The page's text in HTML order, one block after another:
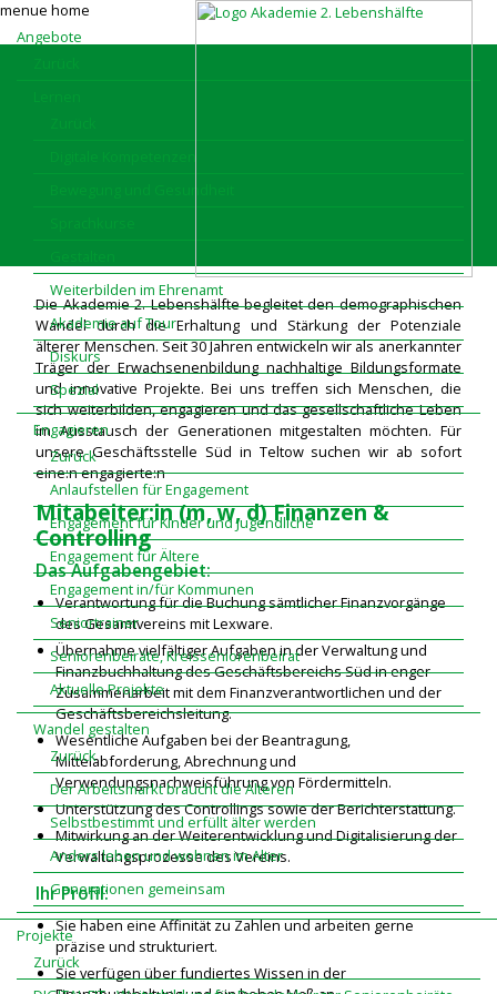
Die Akademie 2. Lebenshälfte begleitet den demographischen
Wandel durch die Erhaltung und Stärkung der Potenziale
älterer Menschen. Seit 30 Jahren entwickeln wir als anerkannter
Träger der Erwachsenenbildung nachhaltige Bildungsformate
und innovative Projekte. Bei uns treffen sich Menschen, die
sich weiterbilden, engagieren und das gesellschaftliche Leben
im Ausstausch der Generationen mitgestalten möchten. Für
unsere Geschäftsstelle Süd in Teltow suchen wir ab sofort
eine:n engagierte:n
Mitabeiter:in (m, w, d) Finanzen &
Controlling
Das Aufgabengebiet:
Verantwortung für die Buchung sämtlicher Finanzvorgänge
des Gesamtvereins mit Lexware.
Übernahme vielfältiger Aufgaben in der Verwaltung und
Finanzbuchhaltung des Geschäftsbereichs Süd in enger
Zusammenarbeit mit dem Finanzverantwortlichen und der
Geschäftsbereichsleitung.
Wesentliche Aufgaben bei der Beantragung,
Mittelabforderung, Abrechnung und
Verwendungsnachweisführung von Fördermitteln.
Unterstützung des Controllings sowie der Berichterstattung.
Mitwirkung an der Weiterentwicklung und Digitalisierung der
Verwaltungsprozesse des Vereins.
Ihr Profil:
Sie haben eine Affinität zu Zahlen und arbeiten gerne
präzise und strukturiert.
Sie verfügen über fundiertes Wissen in der
menue home
Angebote
Weiterbilden im Ehrenamt
Akademie auf Tour
Diskurs
Spezial
Engagieren
Zurück
Anlaufstellen für Engagement
Engagement für Kinder und Jugendliche
Engagement für Ältere
Engagement in/für Kommunen
Seniortrainer
Seniorenbeiräte, Kreisseniorenbeirat
Aktuelle Projekte
Wandel gestalten
Zurück
Der Arbeitsmarkt braucht die Älteren
Selbstbestimmt und erfüllt älter werden
Anders leben und wohnen im Alter
Generationen gemeinsam
Projekte
Zurück